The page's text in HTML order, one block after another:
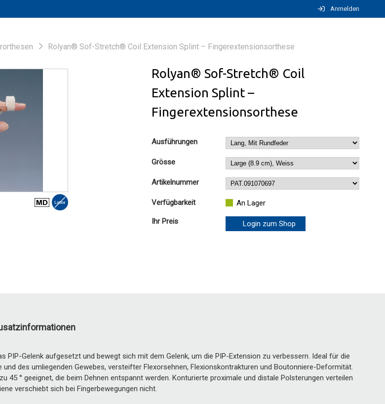
Anmelden
Rolyan® Sof-Stretch® Coil Extension Splint – Fingerextensionsorthese
Rolyan® Sof-Stretch® Coil
Extension Splint –
Fingerextensionsorthese
Ausführungen
Grösse
Artikelnummer
Verfügbarkeit An Lager
Ihr Preis Login zum Shop
PIP-Gelenk aufgesetzt und bewegt sich mit dem Gelenk, um die PIP-Extension zu verbessern. Ideal für die
und des umliegenden Gewebes, versteifter Flexorsehnen, Flexionskontrakturen und Boutonniere-Deformität.
45 ° geeignet, die beim Dehnen entspannt werden. Konturierte proximale und distale Polsterungen verteilen
verschiebt sich bei Fingerbewegungen nicht.